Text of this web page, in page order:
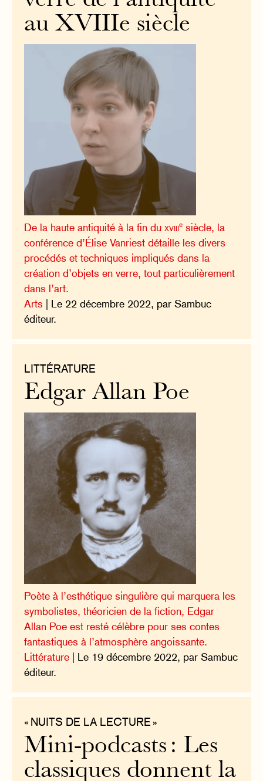
au XVIIIe siècle
De la haute antiquité à la fin duxviiie siècle, la
conférence d’Élise Vanriest détaille les divers
procédés et techniques impliqués dans la
création d’objets en verre, tout particulièrement
dans l’art.
Arts | Le 22 décembre 2022, par Sambuc
éditeur.
LITTÉRATURE
Edgar Allan Poe
Poète à l’esthétique singulière qui marquera les
symbolistes, théoricien de la fiction, Edgar
Allan Poe est resté célèbre pour ses contes
fantastiques à l’atmosphère angoissante.
Littérature | Le 19 décembre 2022, par Sambuc
éditeur.
« NUITS DE LA LECTURE »
Mini-podcasts : Les
classiques donnent la